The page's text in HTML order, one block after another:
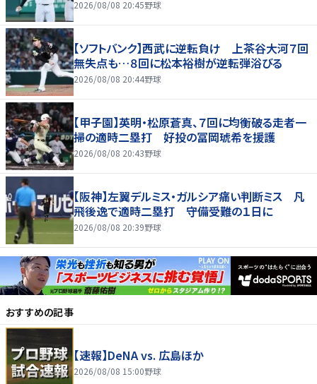
2026/08/08 20:45野球
【ソフトバンク】西武に逆転負け 上茶谷大河７回
無失点も…８回に松本裕樹が逆転弾浴びる
2026/08/08 20:44野球
【甲子園】英明・松原蒼真、７回に均衡破る走者一
掃の適時二塁打 好投の冨岡琥希を援護
2026/08/08 20:43野球
【阪神】左翼デルミス・ガルシア痛い判断ミス 凡
飛後逸で適時二塁打 守備受難の１日に
2026/08/08 20:39野球
おすすめの記事
【速報】DeNA vs. 広島ほか
2026/08/08 15:00野球